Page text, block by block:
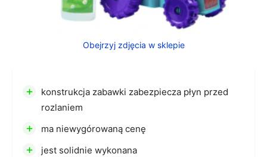
Obejrzyj zdjęcia w sklepie
+
konstrukcja zabawki zabezpiecza płyn przed
rozlaniem
+ ma niewygórowaną cenę
+ jest solidnie wykonana